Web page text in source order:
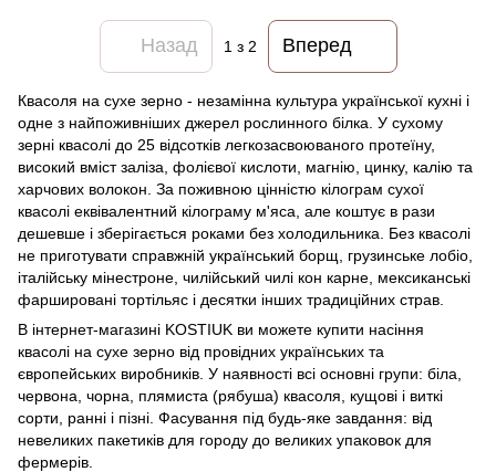
Назад 1 з 2 Вперед
Квасоля на сухе зерно - незамінна культура української кухні і
одне з найпоживніших джерел рослинного білка. У сухому
зерні квасолі до 25 відсотків легкозасвоюваного протеїну,
високий вміст заліза, фолієвої кислоти, магнію, цинку, калію та
харчових волокон. За поживною цінністю кілограм сухої
квасолі еквівалентний кілограму м'яса, але коштує в рази
дешевше і зберігається роками без холодильника. Без квасолі
не приготувати справжній український борщ, грузинське лобіо,
італійську мінестроне, чилійський чилі кон карне, мексиканські
фаршировані тортільяс і десятки інших традиційних страв.
В інтернет-магазині KOSTIUK ви можете купити насіння
квасолі на сухе зерно від провідних українських та
європейських виробників. У наявності всі основні групи: біла,
червона, чорна, плямиста (рябуша) квасоля, кущові і виткі
сорти, ранні і пізні. Фасування під будь-яке завдання: від
невеликих пакетиків для городу до великих упаковок для
фермерів.